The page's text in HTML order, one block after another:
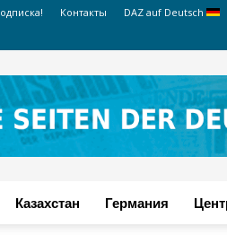
Контакты DAZ auf Deutsch
Казахстан Германия